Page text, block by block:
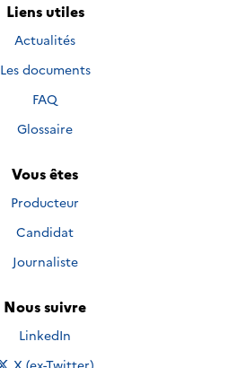
Liens utiles
Actualités
Les documents
FAQ
Glossaire
Vous êtes
Producteur
Candidat
Journaliste
Nous suivre
Nous suivre sur
LinkedIn
Nous suivre sur